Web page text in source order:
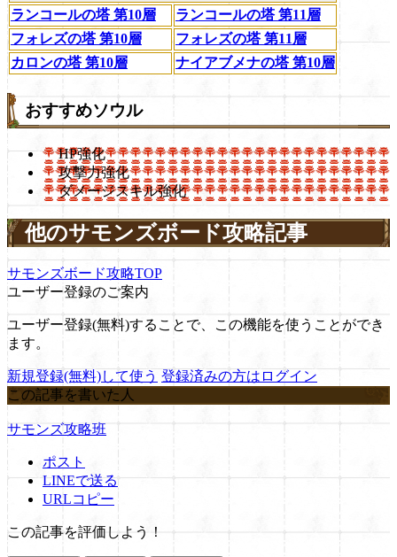
ランコールの塔 第10層
ランコールの塔 第11層
フォレズの塔 第10層
フォレズの塔 第11層
カロンの塔 第10層
ナイアブメナの塔 第10層
おすすめソウル
HP強化
攻撃力強化
ダメージスキル強化
他のサモンズボード攻略記事
サモンズボード攻略TOP
ユーザー登録のご案内
ユーザー登録(無料)することで、この機能を使うことができ
ます。
新規登録(無料)して使う 登録済みの方はログイン
この記事を書いた人
サモンズ攻略班
ポスト
LINEで送る
URLコピー
この記事を評価しよう！